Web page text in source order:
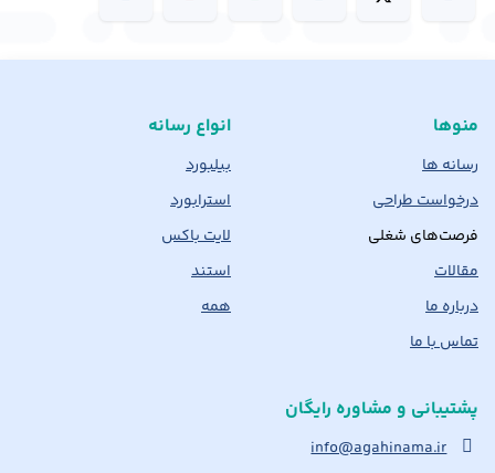
منوها
رسانه ها
درخواست طراحی
فرصت‌های شغلی
مقالات
درباره ما
تماس با ما
انواع رسانه
بیلبورد
استرابورد
لایت باکس
استند
همه
پشتیبانی و مشاوره رایگان
info@agahinama.ir